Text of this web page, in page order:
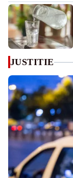
JUSTITIE